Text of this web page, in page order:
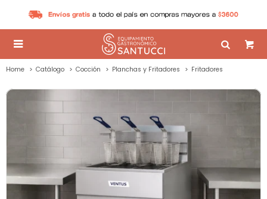

Home Catálogo Cocción Planchas y Fritadores Fritadores